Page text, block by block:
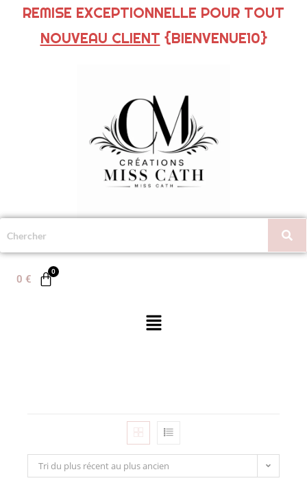
REMISE EXCEPTIONNELLE POUR TOUT
NOUVEAU CLIENT {BIENVENUE10}
0 €
Tri du plus récent au plus ancien